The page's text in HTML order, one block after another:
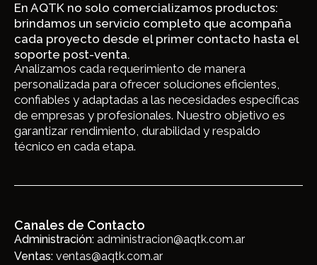
En AQTK no solo comercializamos productos:
brindamos un servicio completo que acompaña
cada proyecto desde el primer contacto hasta el
soporte post-venta.
Analizamos cada requerimiento de manera
personalizada para ofrecer soluciones eficientes,
confiables y adaptadas a las necesidades específicas
de empresas y profesionales. Nuestro objetivo es
garantizar rendimiento, durabilidad y respaldo
técnico en cada etapa.
Canales de Contacto
Administración: administracion@aqtk.com.ar
Ventas: ventas@aqtk.com.ar